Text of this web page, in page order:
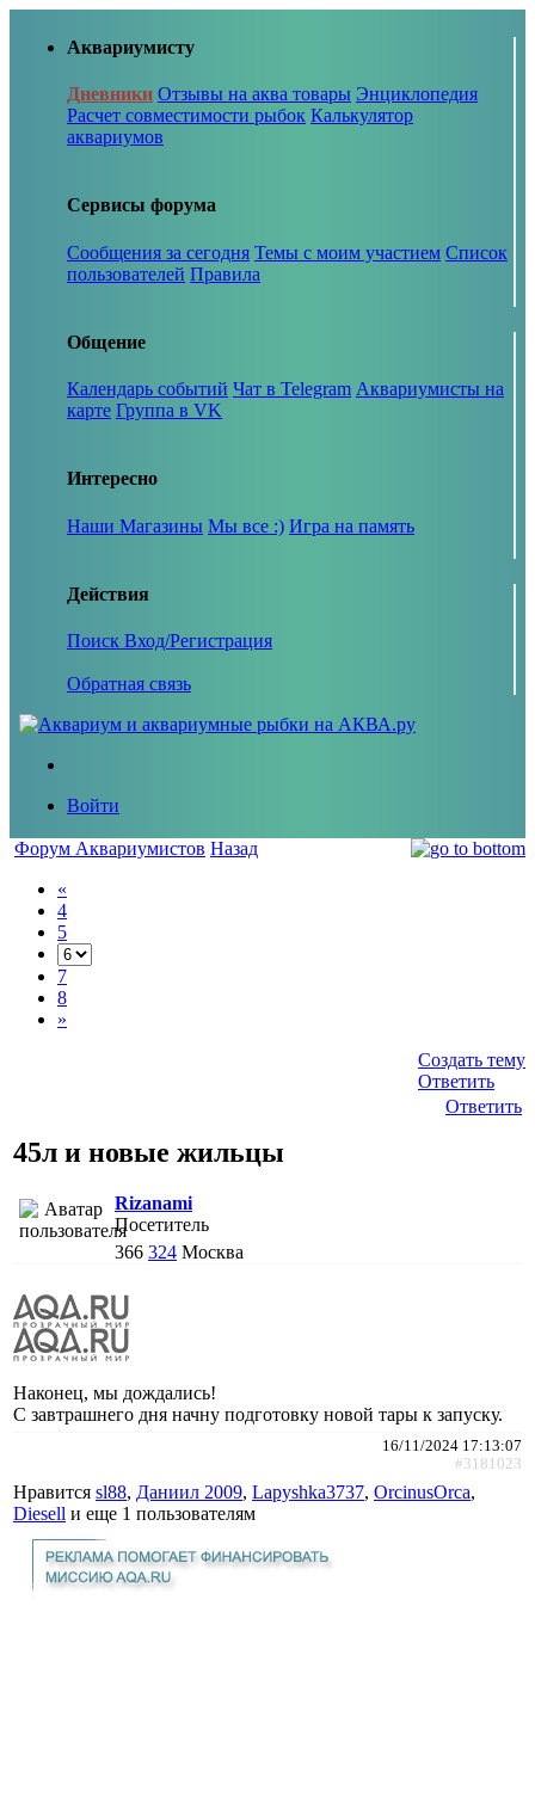
Аквариумисту
Дневники Отзывы на аква товары Энциклопедия
Расчет совместимости рыбок Калькулятор
аквариумов
Сервисы форума
Сообщения за сегодня Темы с моим участием Список
пользователей Правила
Общение
Календарь событий Чат в Telegram Аквариумисты на
карте Группа в VK
Интересно
Наши Магазины Мы все :) Игра на память
Действия
Поиск Вход/Регистрация
Обратная связь
Войти
Форум Аквариумистов Назад
«
4
5
7
8
»
Создать тему
Ответить
Ответить
45л и новые жильцы
Rizanami
Посетитель
366 324 Москва
Наконец, мы дождались!
С завтрашнего дня начну подготовку новой тары к запуску.
16/11/2024 17:13:07
#3181023
Нравится sl88, Даниил 2009, Lapyshka3737, ОrcinusОrca,
Diesell и еще 1 пользователям